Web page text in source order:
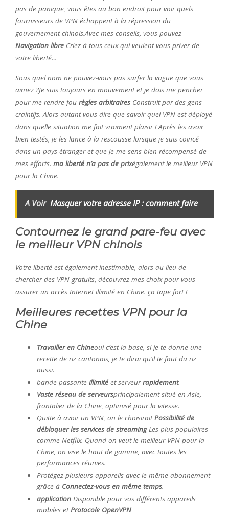
pas de panique, vous êtes au bon endroit pour voir quels
fournisseurs de VPN échappent à la répression du
gouvernement chinois.Avec mes conseils, vous pouvez
Navigation libre Criez à tous ceux qui veulent vous priver de
votre liberté…
Sous quel nom ne pouvez-vous pas surfer la vague que vous
aimez ?Je suis toujours en mouvement et je dois me pencher
pour me rendre fou règles arbitraires Construit par des gens
craintifs. Alors autant vous dire que savoir quel VPN est déployé
dans quelle situation me fait vraiment plaisir ! Après les avoir
bien testés, je les lance à la rescousse lorsque je suis coincé
dans un pays étranger et que je me sens bien récompensé de
mes efforts. ma liberté n’a pas de prixégalement le meilleur VPN
pour la Chine.
A Voir Masquer votre adresse IP : comment faire
Contournez le grand pare-feu avec
le meilleur VPN chinois
Votre liberté est également inestimable, alors au lieu de
chercher des VPN gratuits, découvrez mes choix pour vous
assurer un accès Internet illimité en Chine. ça tape fort !
Meilleures recettes VPN pour la
Chine
Travailler en Chineoui c’est la base, si je te donne une
recette de riz cantonais, je te dirai qu’il te faut du riz
aussi.
bande passante illimité et serveurrapidement.
Vaste réseau de serveursprincipalement situé en Asie,
frontalier de la Chine, optimisé pour la vitesse.
Quitte à avoir un VPN, on le choisiraitPossibilité de
débloquer les services de streamingLes plus populaires
comme Netflix. Quand on veut le meilleur VPN pour la
Chine, on vise le haut de gamme, avec toutes les
performances réunies.
Protégez plusieurs appareils avec le même abonnement
grâce à Connectez-vous en même temps.
application Disponible pour vos différents appareils
mobiles etProtocole OpenVPN